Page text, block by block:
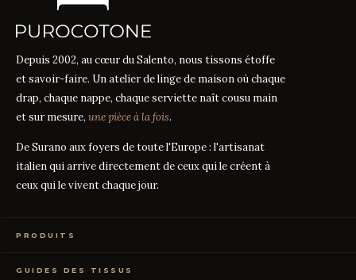
Depuis 2002, au cœur du Salento, nous tissons étoffe
et savoir-faire. Un atelier de linge de maison où chaque
drap, chaque nappe, chaque serviette naît cousu main
et sur mesure, une pièce à la fois.
De Surano aux foyers de toute l'Europe : l'artisanat
italien qui arrive directement de ceux qui le créent à
ceux qui le vivent chaque jour.
PRODUITS
Linge de Table
GUIDES DES TISSUS